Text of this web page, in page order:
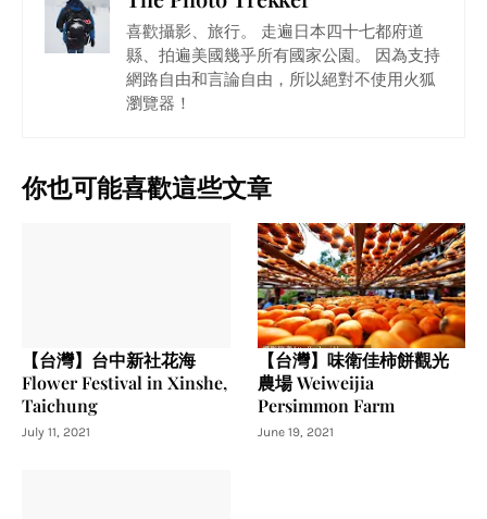
喜歡攝影、旅行。 走遍日本四十七都府道
縣、拍遍美國幾乎所有國家公園。 因為支持
網路自由和言論自由，所以絕對不使用火狐
瀏覽器！
你也可能喜歡這些文章
【台灣】台中新社花海
Flower Festival in Xinshe,
Taichung
July 11, 2021
【台灣】味衛佳柿餅觀光
農場 Weiweijia
Persimmon Farm
June 19, 2021